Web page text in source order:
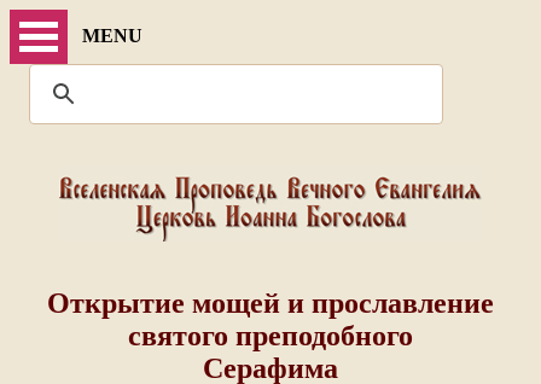
MENU
Открытие мощей и прославление
святого преподобного
Серафима